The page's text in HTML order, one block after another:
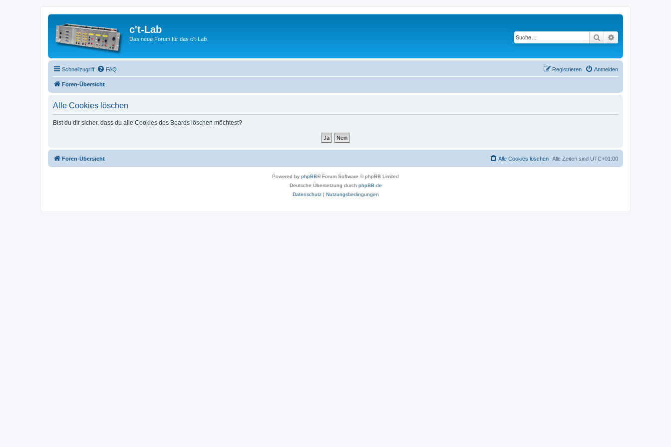
c't-Lab
Das neue Forum für das c't-Lab Suche
Schnellzugriff FAQ Anmelden
Registrieren
Foren-Übersicht
Alle Cookies löschen
Bist du dir sicher, dass du alle Cookies des Boards löschen möchtest?
Foren-Übersicht Alle Zeiten sind UTC+01:00
Alle Cookies löschen
Powered by phpBB® Forum Software © phpBB Limited
Deutsche Übersetzung durch phpBB.de
Datenschutz| Nutzungsbedingungen